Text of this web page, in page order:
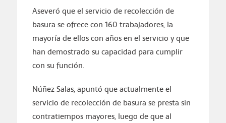
Aseveró que el servicio de recolección de
basura se ofrece con 160 trabajadores, la
mayoría de ellos con años en el servicio y que
han demostrado su capacidad para cumplir
con su función.
Núñez Salas, apuntó que actualmente el
servicio de recolección de basura se presta sin
contratiempos mayores, luego de que al